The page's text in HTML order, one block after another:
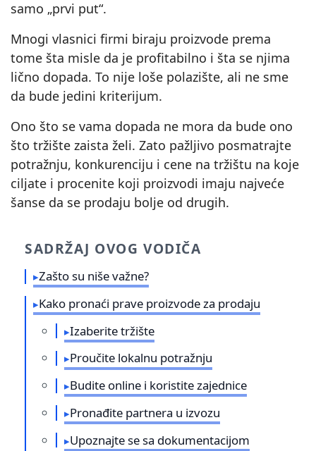
samo „prvi put“.
Mnogi vlasnici firmi biraju proizvode prema
tome šta misle da je profitabilno i šta se njima
lično dopada. To nije loše polazište, ali ne sme
da bude jedini kriterijum.
Ono što se vama dopada ne mora da bude ono
što tržište zaista želi. Zato pažljivo posmatrajte
potražnju, konkurenciju i cene na tržištu na koje
ciljate i procenite koji proizvodi imaju najveće
šanse da se prodaju bolje od drugih.
SADRŽAJ OVOG VODIČA
Zašto su niše važne?
Kako pronaći prave proizvode za prodaju
Izaberite tržište
Proučite lokalnu potražnju
Budite online i koristite zajednice
Pronađite partnera u izvozu
Upoznajte se sa dokumentacijom